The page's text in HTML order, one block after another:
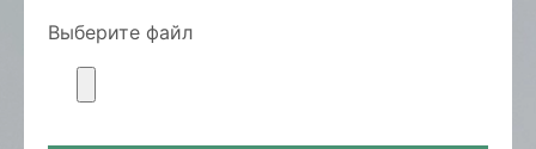
Выберите файл